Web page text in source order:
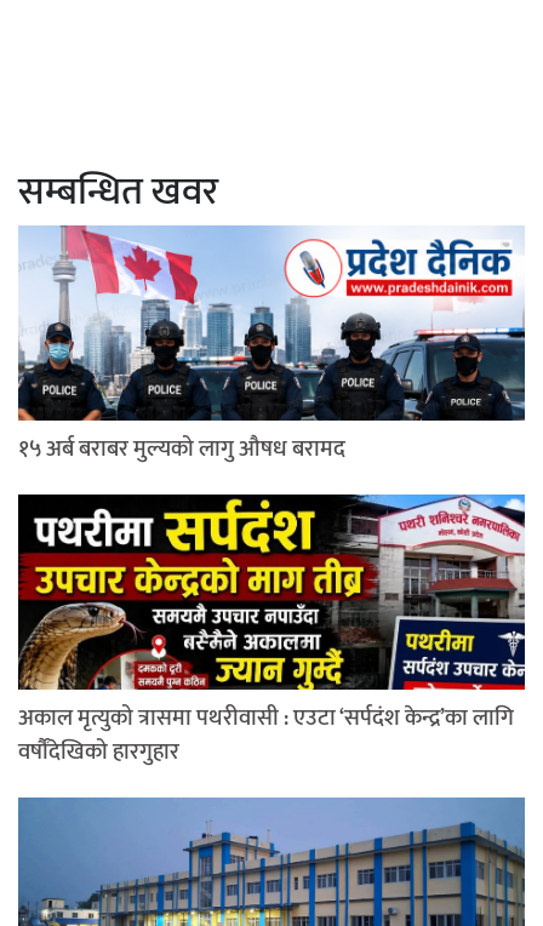
सम्बन्धित खवर
१५ अर्ब बराबर मुल्यको लागु औषध बरामद
अकाल मृत्युको त्रासमा पथरीवासी : एउटा ‘सर्पदंश केन्द्र’का लागि
वर्षौंदेखिको हारगुहार